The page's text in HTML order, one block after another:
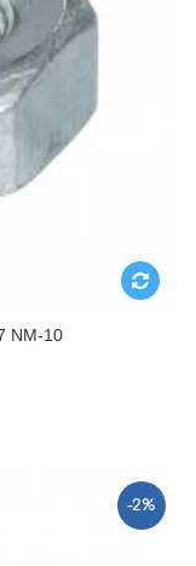
NM-10
-2%